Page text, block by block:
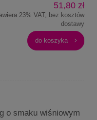
51,80 zł
23% VAT, bez kosztów
dostawy
do koszyka
o smaku wiśniowym